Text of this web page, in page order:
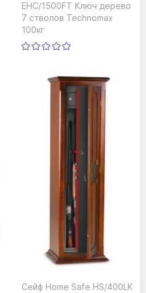
EHC/1500FT Ключ дерево
7 стволов Technomax
100кг
Сейф Home Safe HS/400LK